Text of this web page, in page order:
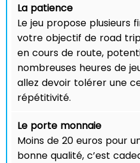
La patience
Le jeu propose plusieurs
votre objectif de road
en cours de route,
nombreuses heures de
allez devoir tolérer une
répétitivité.
Le porte monnaie
Moins de 20 euros pour
bonne qualité, c’est